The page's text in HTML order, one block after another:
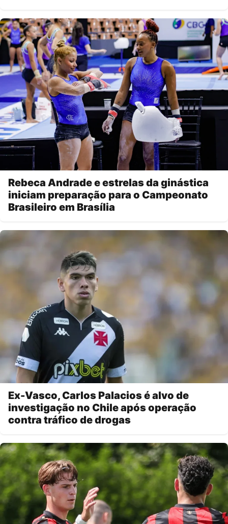
Rebeca Andrade e estrelas da ginástica
iniciam preparação para o Campeonato
Brasileiro em Brasília
Ex-Vasco, Carlos Palacios é alvo de
investigação no Chile após operação
contra tráfico de drogas